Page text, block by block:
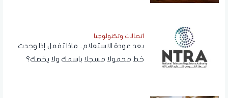
اتصالات وتكنولوجيا
بعد عودة الاستعلام.. ماذا تفعل إذا وجدت
خط محمولا مسجلا باسمك ولا يخصك؟